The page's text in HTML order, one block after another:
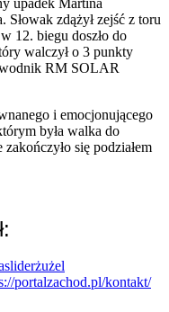
upadek Martina
Słowak zdążył zejść z toru
12. biegu doszło do
walczył o 3 punkty
RM SOLAR
i emocjonującego
była walka do
się podziałem
sliderżużel